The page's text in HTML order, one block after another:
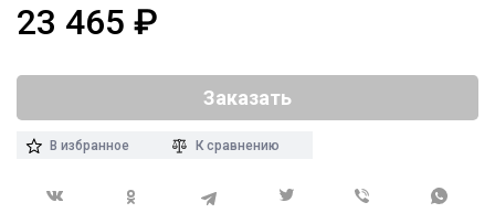
23 465 ₽
Заказать
В избранное К сравнению